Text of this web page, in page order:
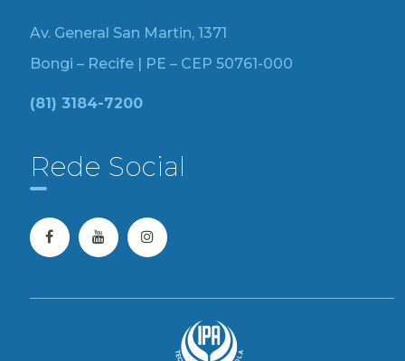
Av. General San Martin, 1371
Bongi – Recife | PE – CEP 50761-000
(81) 3184-7200
Rede Social